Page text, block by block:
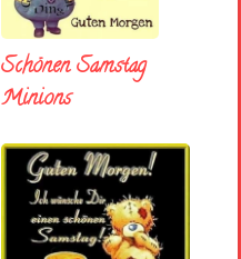
Schönen Samstag
Minions